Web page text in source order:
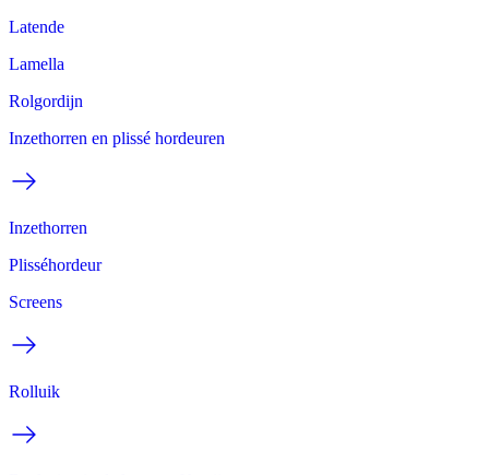
Latende
Lamella
Rolgordijn
Inzethorren en plissé hordeuren
Inzethorren
Plisséhordeur
Screens
Rolluik